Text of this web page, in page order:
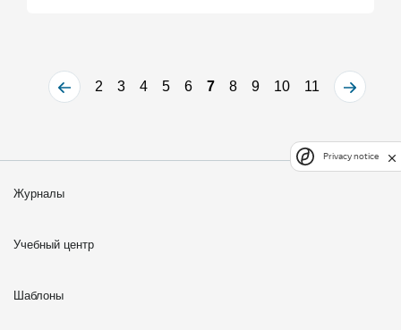
2 3 4 5 6 7 8 9 10 11
Журналы
Учебный центр
Шаблоны
Privacy notice